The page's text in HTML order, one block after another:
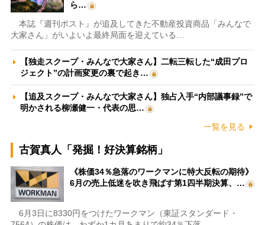
ら…
本誌『週刊ポスト』が追及してきた不動産投資商品「みんなで
大家さん」がいよいよ最終局面を迎えている…
【独走スクープ・みんなで大家さん】二転三転した“成田プロ
ジェクト”の計画変更の裏で起き…
【追及スクープ・みんなで大家さん】独占入手“内部議事録”で
明かされる柳瀬健一・代表の思…
一覧を見る
古賀真人「発掘！好決算銘柄」
《株価34％急落のワークマンに特大反転の期待》
6月の売上低迷を吹き飛ばす第1四半期決算、…
6月3日に8330円をつけたワークマン（東証スタンダード・